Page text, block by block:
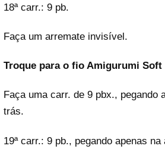
18ª carr.: 9 pb.
Faça um arremate invisível.
Troque para o fio Amigurumi Soft
Faça uma carr. de 9 pbx., pegando
trás.
19ª carr.: 9 pb., pegando apenas